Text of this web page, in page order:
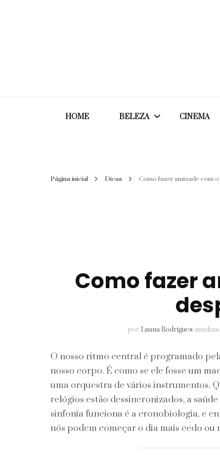
HOME BELEZA
Unhas
CINEMA
Página inicial Dicas Como fazer amizade com
Como fazer
por Luana Rodrigues
O nosso ritmo central é programado
nosso corpo. É como se ele fosse um
uma orquestra de vários instrumentos.
relógios estão dessincronizados, a
sinfonia funciona é a cronobiologia, e
nós podem começar o dia mais cedo ou